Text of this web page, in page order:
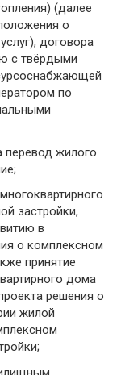
(далее
о
договора
с твёрдыми
по
перевод жилого
застройки,
в
о комплексном
принятие
дома
решения о
жилой